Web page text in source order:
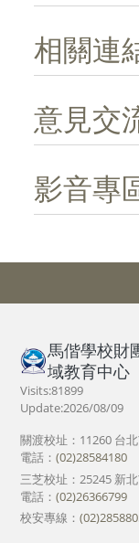
相關連
意見交
影音專
馬偕學校財
域教育中心
Visits:81899
Update:2026/08/09
關渡校址：11260 台
電話：(02)28584180
三芝校址：25245 新
電話：(02)26366799
校安專線：